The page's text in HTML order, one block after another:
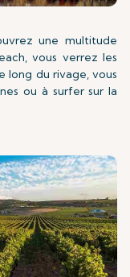
une multitude
vous verrez les
long du rivage, vous
ou à surfer sur la